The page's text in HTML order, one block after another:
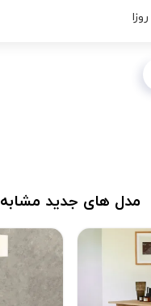
مدل های جدید مشابه